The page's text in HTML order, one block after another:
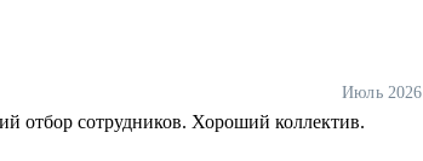
Июль 2026
отбор сотрудников. Хороший коллектив.